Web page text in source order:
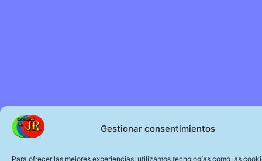
Gestionar consentimientos
Para ofrecer las mejores experiencias, utilizamos tecnologías como las